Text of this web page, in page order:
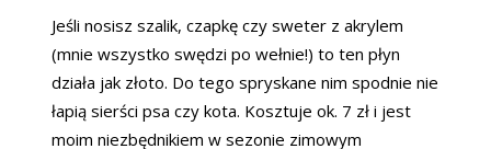
Jeśli nosisz szalik, czapkę czy sweter z akrylem
(mnie wszystko swędzi po wełnie!) to ten płyn
działa jak złoto. Do tego spryskane nim spodnie nie
łapią sierści psa czy kota. Kosztuje ok. 7 zł i jest
moim niezbędnikiem w sezonie zimowym